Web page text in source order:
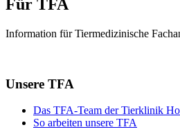
Für TFA
Information für Tiermedizinische
Unsere TFA
Das TFA-Team der Tierklinik
So arbeiten unsere TFA